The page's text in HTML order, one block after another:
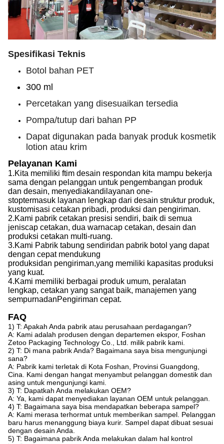
Spesifikasi Teknis
Botol bahan PET
300 ml
Percetakan yang disesuaikan tersedia
Pompa/tutup dari bahan PP
Dapat digunakan pada banyak produk kosmetik
lotion atau krim
Pelayanan Kami
1.Kita memiliki ftim desain respondan kita mampu bekerja
sama dengan pelanggan untuk pengembangan produk
dan desain, menyediakandi layanan one-
stoptermasuk layanan lengkap dari desain struktur produk,
kustomisasi cetakan pribadi, produksi dan pengiriman.
2.Kami pabrik cetakan presisi sendiri, baik di semua
jeniscap cetakan, dua warnacap cetakan, desain dan
produksi cetakan multi-ruang.
3.Kami Pabrik tabung sendiridan pabrik botol yang dapat
dengan cepat mendukung
produksidan pengiriman,yang memiliki kapasitas produksi
yang kuat.
4.Kami memiliki berbagai produk umum, peralatan
lengkap, cetakan yang sangat baik, manajemen yang
sempurnadanPengiriman cepat.
FAQ
1) T: Apakah Anda pabrik atau perusahaan perdagangan?
A: Kami adalah produsen dengan departemen ekspor, Foshan
Zetoo Packaging Technology Co., Ltd. milik pabrik kami.
2) T: Di mana pabrik Anda? Bagaimana saya bisa mengunjungi
sana?
A: Pabrik kami terletak di Kota Foshan, Provinsi Guangdong,
Cina. Kami dengan hangat menyambut pelanggan domestik dan
asing untuk mengunjungi kami.
3) T: Dapatkah Anda melakukan OEM?
A: Ya, kami dapat menyediakan layanan OEM untuk pelanggan.
4) T: Bagaimana saya bisa mendapatkan beberapa sampel?
A: Kami merasa terhormat untuk memberikan sampel. Pelanggan
baru harus menanggung biaya kurir. Sampel dapat dibuat sesuai
dengan desain Anda.
5) T: Bagaimana pabrik Anda melakukan dalam hal kontrol